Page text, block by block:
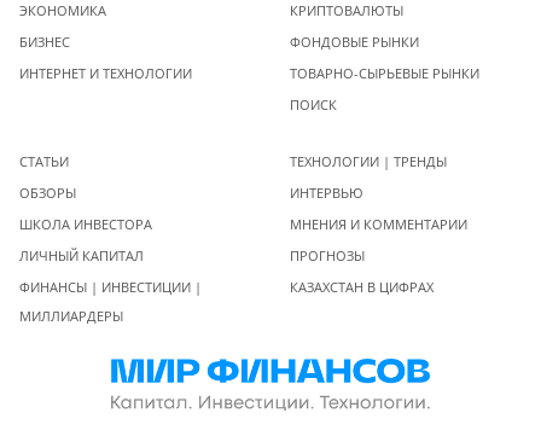
ЭКОНОМИКА
БИЗНЕС
ИНТЕРНЕТ И ТЕХНОЛОГИИ
КРИПТОВАЛЮТЫ
ФОНДОВЫЕ РЫНКИ
ТОВАРНО-СЫРЬЕВЫЕ РЫНКИ
ПОИСК
СТАТЬИ
ОБЗОРЫ
ШКОЛА ИНВЕСТОРА
ЛИЧНЫЙ КАПИТАЛ
ФИНАНСЫ | ИНВЕСТИЦИИ |
МИЛЛИАРДЕРЫ
ТЕХНОЛОГИИ | ТРЕНДЫ
ИНТЕРВЬЮ
МНЕНИЯ И КОММЕНТАРИИ
ПРОГНОЗЫ
КАЗАХСТАН В ЦИФРАХ